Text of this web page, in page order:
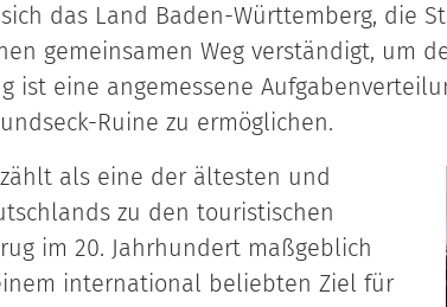
das Land Baden-Württemberg, die
gemeinsamen Weg verständigt, um
ist eine angemessene
Ruine zu ermöglichen.
als eine der ältesten und
zu den touristischen
im 20. Jahrhundert maßgeblich
international beliebten Ziel für